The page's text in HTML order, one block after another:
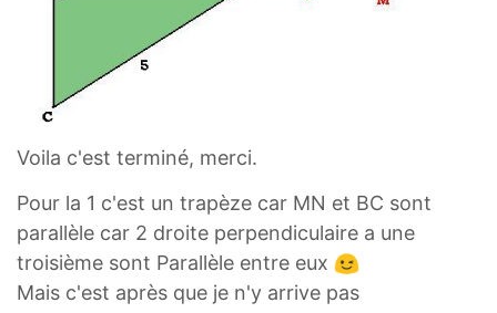
Voila c'est terminé, merci.
Pour la 1 c'est un trapèze car MN et BC sont
parallèle car 2 droite perpendiculaire a une
troisième sont Parallèle entre eux
Mais c'est après que je n'y arrive pas